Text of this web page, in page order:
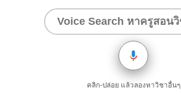
คลิก-ปล่อย แล้วลองหาวิชาอื่นๆ